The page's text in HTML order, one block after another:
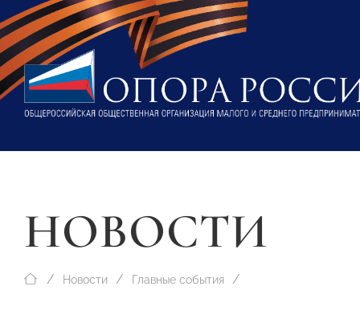
НОВОСТИ
Новости Главные события